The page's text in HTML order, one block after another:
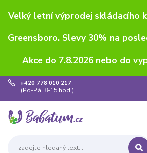
Velký letní výprodej skládacího
Greensboro. Slevy 30% na
Akce do 7.8.2026 nebo do
+420 778 010 217
(Po-Pá, 8-15 hod.)